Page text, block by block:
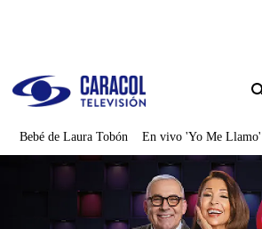
Bebé de Laura Tobón En vivo 'Yo Me Llamo'